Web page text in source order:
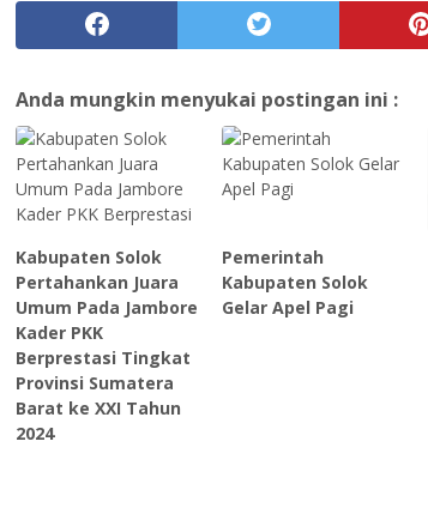
Anda mungkin menyukai postingan ini :
Kabupaten Solok
Pertahankan Juara
Umum Pada Jambore
Kader PKK
Berprestasi Tingkat
Provinsi Sumatera
Barat ke XXI Tahun
2024
Pemerintah
Kabupaten Solok
Gelar Apel Pagi